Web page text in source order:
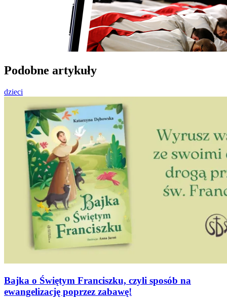
Podobne artykuły
dzieci
Bajka o Świętym Franciszku, czyli sposób na
ewangelizację poprzez zabawę!